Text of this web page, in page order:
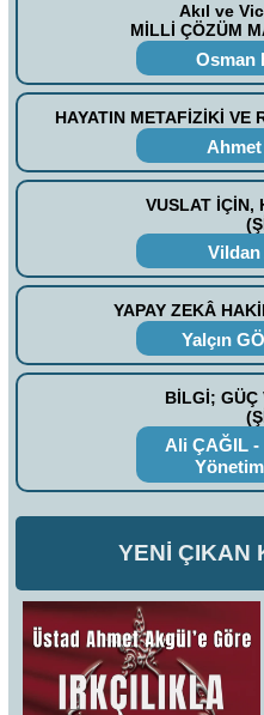
Akıl ve
MİLLİ ÇÖZÜM
Osman
HAYATIN METAFİZİKİ VE
VUSLAT İÇİN,
Vildan
YAPAY ZEKÂ
Yalçın
BİLGİ; GÜÇ
Ali ÇAĞIL -
YENİ ÇIKAN